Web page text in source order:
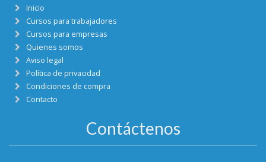
Inicio
Cursos para trabajadores
Cursos para empresas
Quienes somos
Aviso legal
Política de privacidad
Condiciones de compra
Contacto
Contáctenos